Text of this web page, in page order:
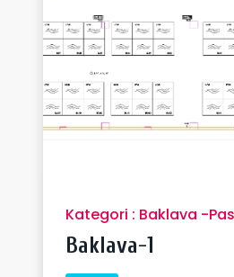
Kategori : Baklava -
Baklava-1